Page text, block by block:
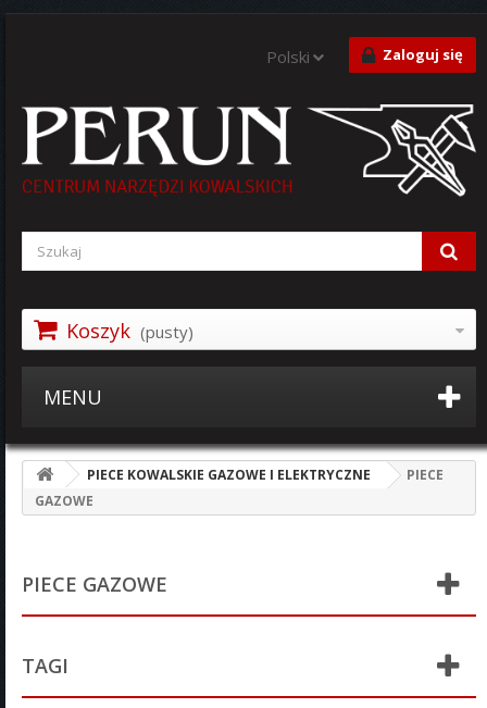
Zaloguj się
Polski
Koszyk (pusty)
MENU
PIECE KOWALSKIE GAZOWE I ELEKTRYCZNE
PIECE
GAZOWE
PIECE GAZOWE
TAGI